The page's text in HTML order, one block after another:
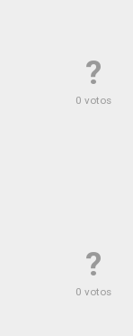
?
0 votos
?
0 votos